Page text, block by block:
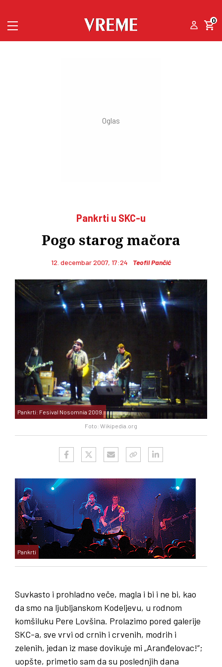
0
Pankrti u SKC-u
Pogo starog mačora
12. decembar 2007, 17:24 Teofil Pančić
Foto: Wikipedia.org
Pankrti: Fesival Nosomnia 2009.
Pankrti
Suvkasto i prohladno veče, magla i bi i ne bi, kao
da smo na ljubljanskom Kodeljevu, u rodnom
komšiluku Pere Lovšina. Prolazimo pored galerije
SKC-a, sve vrvi od crnih i crvenih, modrih i
zelenih, jedan iz mase dovikuje mi „Aranđelovac!“;
uopšte, primetio sam da su poslednjih dana